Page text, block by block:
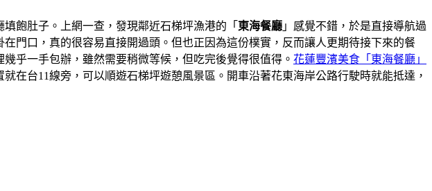
飽肚子。上網一查，發現鄰近石梯坪漁港的「 東海餐廳 」感覺不錯，於是直接導航過
門口，真的很容易直接開過頭。但也正因為這份樸實，反而讓人更期待接下來的餐
乎一手包辦，雖然需要稍微等候，但吃完後覺得很值得。 花蓮豐濱美食「東海餐廳」
在台11線旁，可以順遊石梯坪遊憩風景區。開車沿著花東海岸公路行駛時就能抵達，